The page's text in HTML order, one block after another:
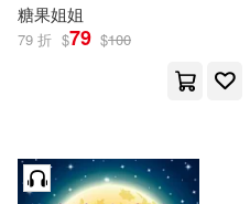
糖果姐姐
79 折 $79 $100